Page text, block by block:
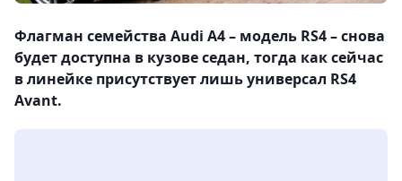
Флагман семейства Audi A4 – модель RS4 – снова
будет доступна в кузове седан, тогда как сейчас
в линейке присутствует лишь универсал RS4
Avant.